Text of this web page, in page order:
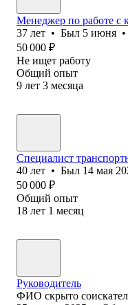
Менеджер по работе с
37 лет • Был 5 июня •
50 000 ₽
Не ищет работу
Общий опыт
9 лет 3 месяца
Специалист
40 лет • Был 14 мая
50 000 ₽
Общий опыт
18 лет 1 месяц
Руководитель
ФИО скрыто